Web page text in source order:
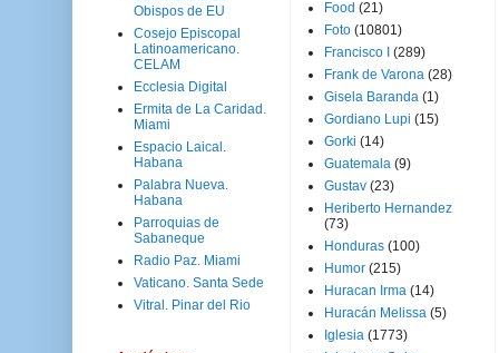
Obispos de EU
Cosejo Episcopal
Latinoamericano.
CELAM
Ecclesia Digital
Ermita de La Caridad.
Miami
Espacio Laical.
Habana
Palabra Nueva.
Habana
Parroquias de
Sabaneque
Radio Paz. Miami
Vaticano. Santa Sede
Vitral. Pinar del Rio
Food (21)
Foto (10801)
Francisco I
(289)
Frank de Varona (28)
Gisela Baranda (1)
Gordiano Lupi (15)
Gorki (14)
Guatemala (9)
Gustav (23)
Heriberto Hernandez
(73)
Honduras (100)
Humor (215)
Huracan Irma (14)
Huracán Melissa (5)
Iglesia (1773)